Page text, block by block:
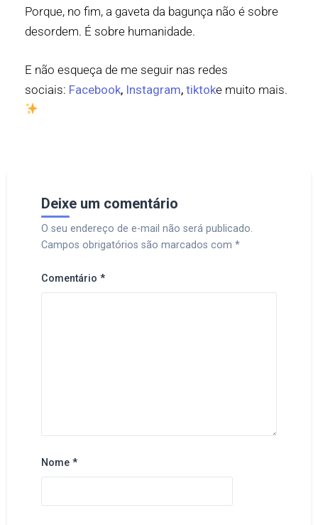
Porque, no fim, a gaveta da bagunça não é sobre
desordem. É sobre humanidade.
E não esqueça de me seguir nas redes
sociais: Facebook, Instagram, tiktoke muito mais.
Deixe um comentário
O seu endereço de e-mail não será publicado.
Campos obrigatórios são marcados com *
Comentário *
Nome *